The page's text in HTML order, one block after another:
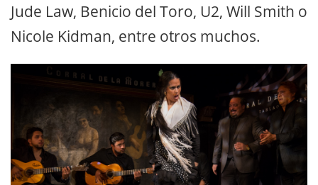
Jude Law, Benicio del Toro, U2, Will Smith o
Nicole Kidman, entre otros muchos.